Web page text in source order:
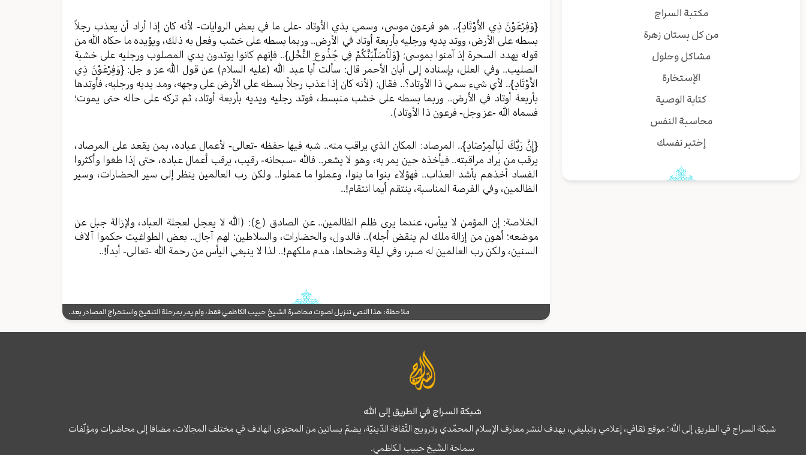
مكتبة السراج
من كل بستان زهرة
مشاكل وحلول
الإستخارة
كتابة الوصية
محاسبة النفس
إختبر نفسك
{وَفِرْعَوْنَ ذِي الأَوْتَادِ}.. هو فرعون موسى، وسمي بذي الأوتاد -على ما في بعض الروايات- لأنه كان إذا أراد أن يعذب رجلاً
بسطه على الأرض، ووتد يديه ورجليه بأربعة أوتاد في الأرض.. وربما بسطه على خشب وفعل به ذلك، ويؤيده ما حكاه الله من
قوله يهدد السحرة إذ آمنوا بموسى: {وَلَأُصَلِّبَنَّكُمْ فِي جُذُوعِ النَّخْلِ}.. فإنهم كانوا يوتدون يدي المصلوب ورجليه على خشبة
الصليب.. وفي العلل، بإسناده إلى أبان الأحمر قال: سألت أبا عبد الله (عليه السلام) عن قول الله عز و جل: {وَفِرْعَوْنَ ذِي
الأَوْتَادِ}.. لأي شيء سمي ذا الأوتاد؟.. فقال: (لأنه كان إذا عذب رجلاً بسطه على الأرض على وجهه، ومد يديه ورجليه، فأوتدها
بأربعة أوتاد في الأرض.. وربما بسطه على خشب منبسط، فوتد رجليه ويديه بأربعة أوتاد، ثم تركه على حاله حتى يموت؛
فسماه الله -عز وجل- فرعون ذا الأوتاد).
{إِنَّ رَبَّكَ لَبِالْمِرْصَادِ}.. المرصاد: المكان الذي يراقب منه.. شبه فيها حفظه -تعالى- لأعمال عباده، بمن يقعد على المرصاد،
يرقب من يراد مراقبته.. فيأخذه حين يمر به، وهو لا يشعر.. فالله -سبحانه- رقيب، يرقب أعمال عباده، حتى إذا طغوا وأكثروا
الفساد أخذهم بأشد العذاب.. فهؤلاء بنوا ما بنوا، وعملوا ما عملوا.. ولكن رب العالمين ينظر إلى سير الحضارات، وسير
الظالمين، وفي الفرصة المناسبة، ينتقم أيما انتقام!..
الخلاصة: إن المؤمن لا ييأس، عندما يرى ظلم الظالمين.. عن الصادق (ع): (الله لا يعجل لعجلة العباد، ولإزالة جبل عن
موضعه؛ أهون من إزالة ملك لم ينقض أجله).. فالدول، والحضارات، والسلاطين؛ لهم آجال.. بعض الطواغيت حكموا آلاف
السنين، ولكن رب العالمين له صبر، وفي ليلة وضحاها، هدم ملكهم!.. لذا لا ينبغي اليأس من رحمة الله -تعالى- أبداً!..
ملاحظة: هذا النص تنزيل لصوت محاضرة الشيخ حبيب الكاظمي فقط، ولم يمر بمرحلة التنقيح واستخراج المصادر بعد.
شبكة السراج في الطريق إلى الله
شبكة السراج في الطريق إلى الله؛ موقع ثقافي، إعلامي وتبليغي، يهدف لنشر معارف الإسلام المحمّدي وترويج الثّقافة الدّينيّة، يضمّ بساتين من المحتوى الهادف في مختلف المجالات، مضافا إلى محاضرات ومؤلّفات
سماحة الشّيخ حبيب الكاظمي.